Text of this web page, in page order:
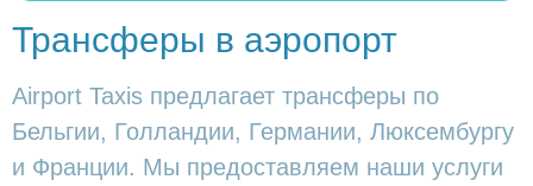
Трансферы в аэропорт
Airport Taxis предлагает трансферы по
Бельгии, Голландии, Германии, Люксембургу
и Франции. Мы предоставляем наши услуги